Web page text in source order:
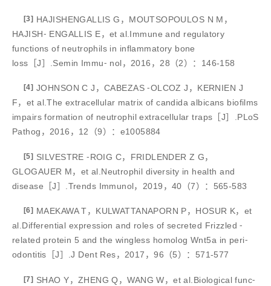
[3] HAJISHENGALLIS G，MOUTSOPOULOS N M，
HAJISH⁃ ENGALLIS E，et al.Immune and regulatory
functions of neutrophils in inflammatory bone
loss［J］.Semin Immu⁃ nol，2016，28（2）：146-158
[4] JOHNSON C J，CABEZAS ⁃OLCOZ J，KERNIEN J
F，et al.The extracellular matrix of candida albicans biofilms
impairs formation of neutrophil extracellular traps［J］.PLoS
Pathog，2016，12（9）：e1005884
[5] SILVESTRE ⁃ROIG C，FRIDLENDER Z G，
GLOGAUER M，et al.Neutrophil diversity in health and
disease［J］.Trends Immunol，2019，40（7）：565-583
[6] MAEKAWA T，KULWATTANAPORN P，HOSUR K，et
al.Differential expression and roles of secreted Frizzled ⁃
related protein 5 and the wingless homolog Wnt5a in peri⁃
odontitis［J］.J Dent Res，2017，96（5）：571-577
[7] SHAO Y，ZHENG Q，WANG W，et al.Biological func⁃